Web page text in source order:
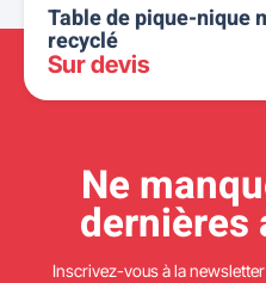
Table de pique-nique
recyclé
Sur devis
Ne
dernières
Inscrivez-vous à la